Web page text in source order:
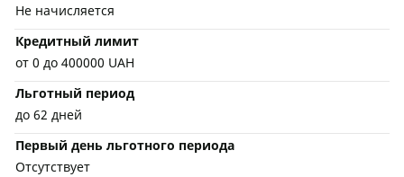
Не начисляется
Кредитный лимит
от 0 до 400000 UAH
Льготный период
до 62 дней
Первый день льготного периода
Отсутствует